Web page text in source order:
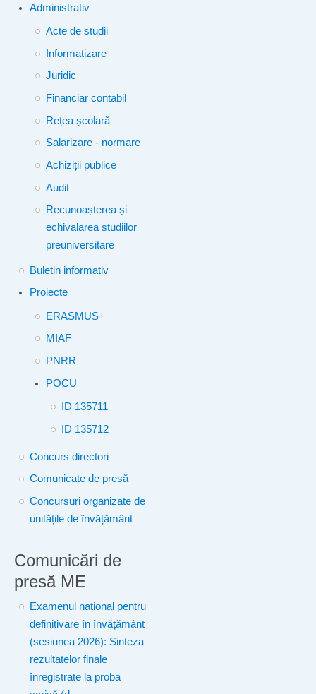
Administrativ
Acte de studii
Informatizare
Juridic
Financiar contabil
Rețea școlară
Salarizare - normare
Achiziții publice
Audit
Recunoașterea și
echivalarea studiilor
preuniversitare
Buletin informativ
Proiecte
ERASMUS+
MIAF
PNRR
POCU
ID 135711
ID 135712
Concurs directori
Comunicate de presă
Concursuri organizate de
unitățile de învățământ
Comunicări de
presă ME
Examenul național pentru
definitivare în învățământ
(sesiunea 2026): Sinteza
rezultatelor finale
înregistrate la proba